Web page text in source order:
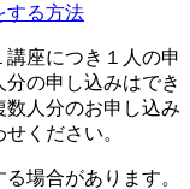
する方法
座につき１人の申
の申し込みはでき
数人分のお申し込み
ください。
場合があります。